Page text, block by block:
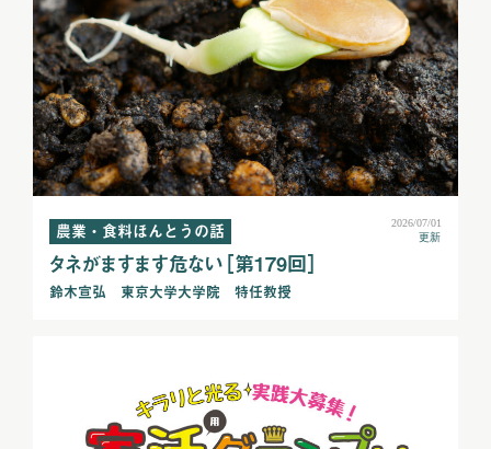
農業・食料ほんとうの話
2026/07/01
更新
タネがますます危ない［第179回］
鈴木宣弘 東京大学大学院 特任教授